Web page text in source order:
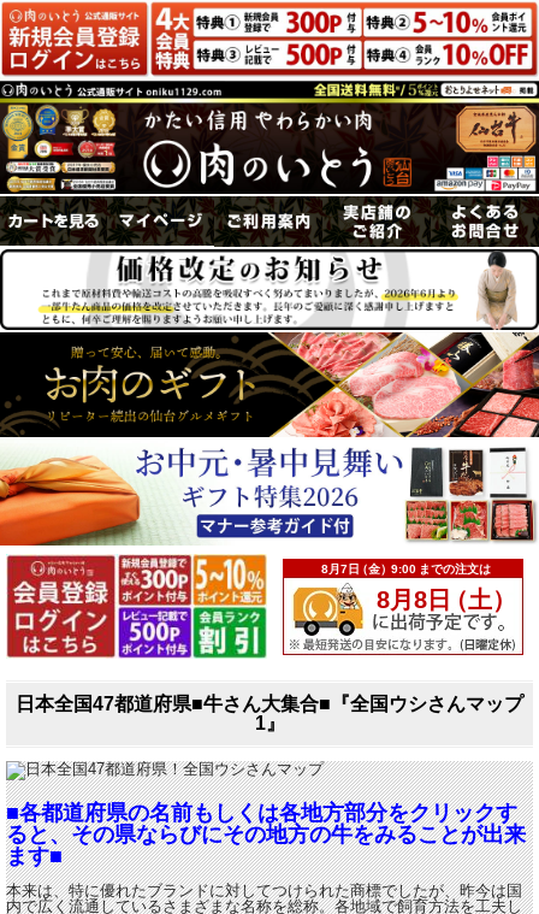
日本全国47都道府県■牛さん大集合■『全国ウシさんマップ
1』
■各都道府県の名前もしくは各地方部分をクリックす
ると、その県ならびにその地方の牛をみることが出来
ます■
本来は、特に優れたブランドに対してつけられた商標でしたが、昨今は国
内で広く流通しているさまざまな名称を総称。各地域で飼育方法を工夫し